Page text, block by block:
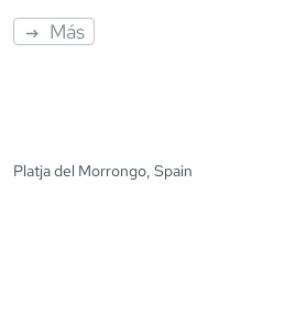
Más
Platja del Morrongo, Spain